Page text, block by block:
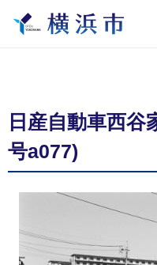
日産自動車西谷
号a077)